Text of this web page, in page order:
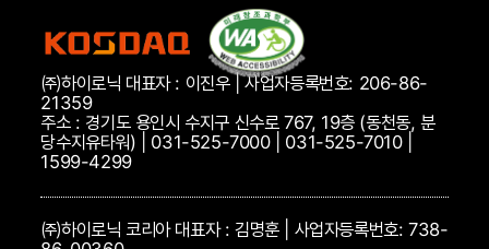
㈜하이로닉 대표자 : 이진우 | 사업자등록번호: 206-86-
21359
주소 : 경기도 용인시 수지구 신수로 767, 19층 (동천동, 분
당수지유타워) | 031-525-7000 | 031-525-7010 |
1599-4299
㈜하이로닉 코리아 대표자 : 김명훈 | 사업자등록번호: 738-